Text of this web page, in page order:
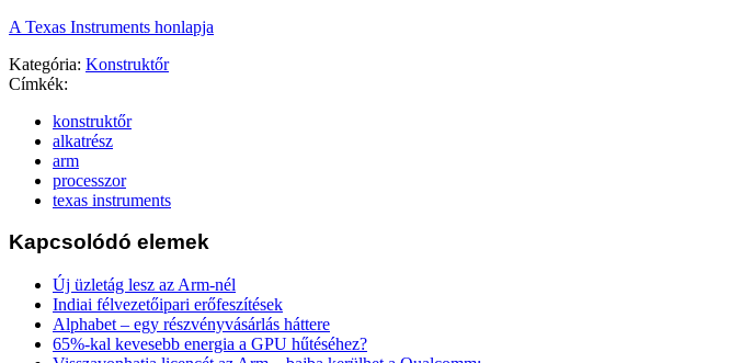
A Texas Instruments honlapja
Kategória: Konstruktőr
Címkék:
konstruktőr
alkatrész
arm
processzor
texas instruments
Kapcsolódó elemek
Új üzletág lesz az Arm-nél
Indiai félvezetőipari erőfeszítések
Alphabet – egy részvényvásárlás háttere
65%-kal kevesebb energia a GPU hűtéséhez?